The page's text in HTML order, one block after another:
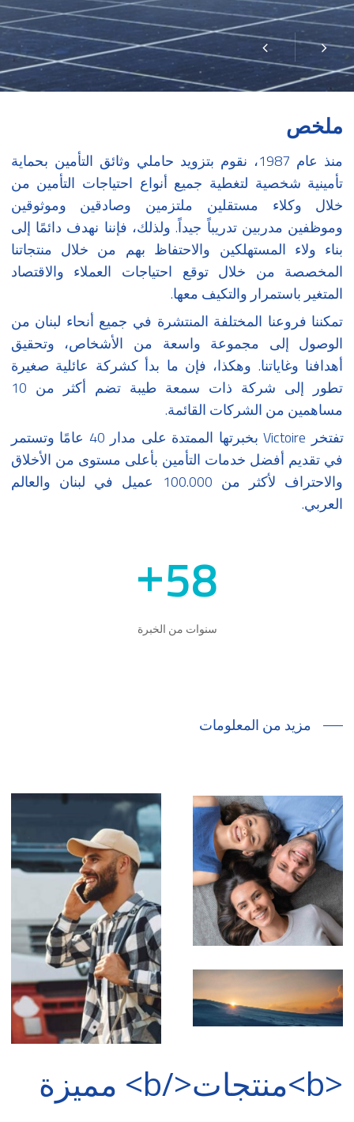
ملخص
منذ عام 1987، نقوم بتزويد حاملي وثائق التأمين بحماية
تأمينية شخصية لتغطية جميع أنواع احتياجات التأمين من
خلال وكلاء مستقلين ملتزمين وصادقين وموثوقين
وموظفين مدربين تدريباً جيداً. ولذلك، فإننا نهدف دائمًا إلى
بناء ولاء المستهلكين والاحتفاظ بهم من خلال منتجاتنا
المخصصة من خلال توقع احتياجات العملاء والاقتصاد
المتغير باستمرار والتكيف معها.
تمكننا فروعنا المختلفة المنتشرة في جميع أنحاء لبنان من
الوصول إلى مجموعة واسعة من الأشخاص، وتحقيق
أهدافنا وغاياتنا. وهكذا، فإن ما بدأ كشركة عائلية صغيرة
تطور إلى شركة ذات سمعة طيبة تضم أكثر من 10
مساهمين من الشركات القائمة.
تفتخر Victoire بخبرتها الممتدة على مدار 40 عامًا وتستمر
في تقديم أفضل خدمات التأمين بأعلى مستوى من الأخلاق
والاحتراف لأكثر من 100.000 عميل في لبنان والعالم
العربي.
58
+
سنوات من الخبرة
مزيد من المعلومات
<b>منتجات</b> مميزة